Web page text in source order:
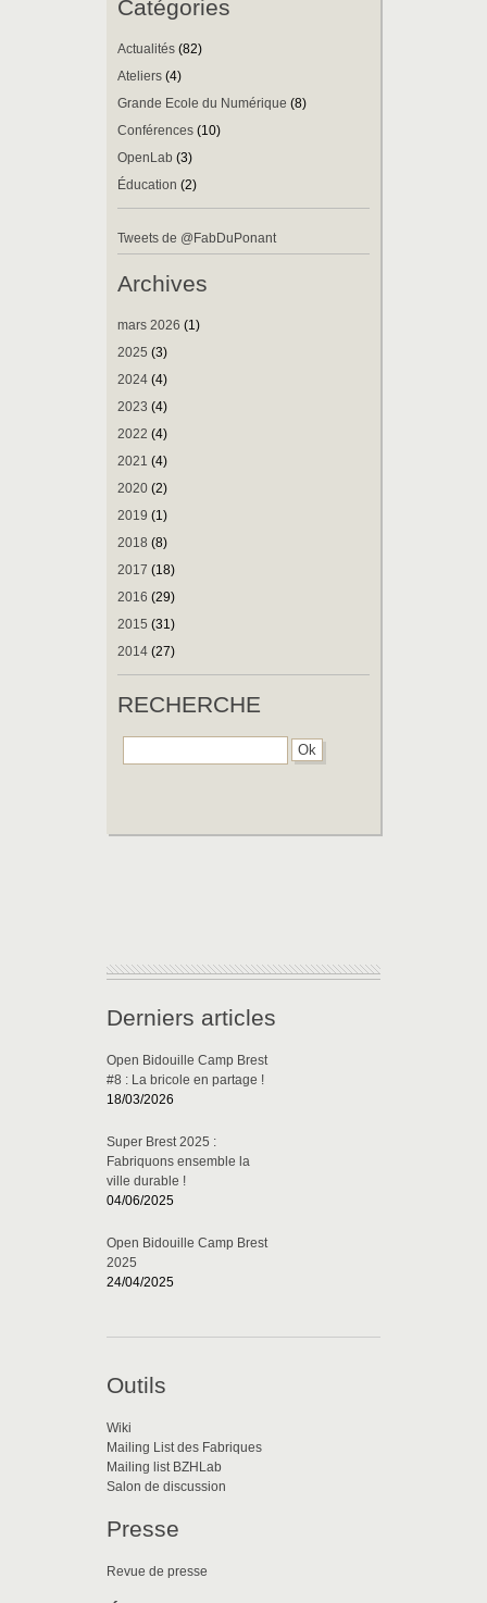
Catégories
Actualités (82)
Ateliers (4)
Grande Ecole du Numérique (8)
Conférences (10)
OpenLab (3)
Éducation (2)
Tweets de @FabDuPonant
Archives
mars 2026 (1)
2025 (3)
2024 (4)
2023 (4)
2022 (4)
2021 (4)
2020 (2)
2019 (1)
2018 (8)
2017 (18)
2016 (29)
2015 (31)
2014 (27)
RECHERCHE
Derniers articles
Open Bidouille Camp Brest
#8 : La bricole en partage !
18/03/2026
Super Brest 2025 :
Fabriquons ensemble la
ville durable !
04/06/2025
Open Bidouille Camp Brest
2025
24/04/2025
Outils
Wiki
Mailing List des Fabriques
Mailing list BZHLab
Salon de discussion
Presse
Revue de presse